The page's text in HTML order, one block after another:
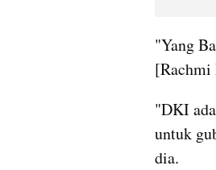
"Yang
[Rachmi
"DKI
untuk
dia.